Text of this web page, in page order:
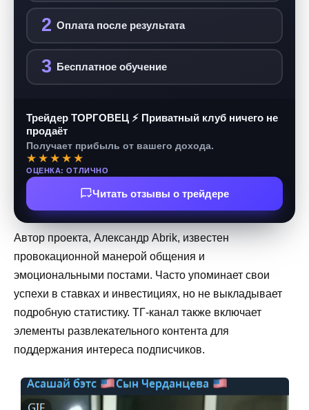
2 Оплата после результата
3 Бесплатное обучение
Трейдер ТОРГОВЕЦ ⚡ Приватный клуб ничего не
продаёт
Получает прибыль от вашего дохода.
★★★★★
ОЦЕНКА: ОТЛИЧНО
Читать отзывы о трейдере
Автор проекта, Александр Abrik, известен
провокационной манерой общения и
эмоциональными постами. Часто упоминает свои
успехи в ставках и инвестициях, но не выкладывает
подробную статистику. ТГ-канал также включает
элементы развлекательного контента для
поддержания интереса подписчиков.